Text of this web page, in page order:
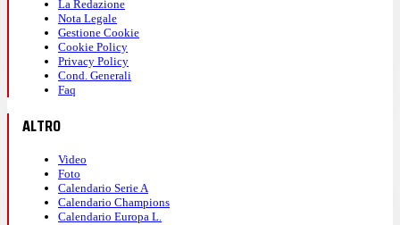
La Redazione
Nota Legale
Gestione Cookie
Cookie Policy
Privacy Policy
Cond. Generali
Faq
ALTRO
Video
Foto
Calendario Serie A
Calendario Champions
Calendario Europa L.